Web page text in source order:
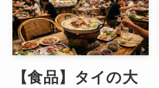
【食品】タイの大